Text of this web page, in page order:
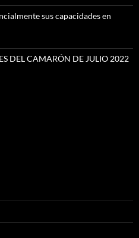
sus capacidades en
DEL CAMARÓN DE JULIO 2022